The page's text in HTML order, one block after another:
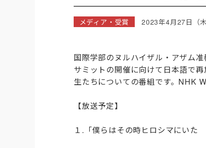
メディア・受賞 2023年4月27日（木
国際学部のヌルハイザル・アザム
サミットの開催に向けて日本語で
生たちについての番組です。 NHK
【放送予定】
１.「僕らはその時ヒロシマにいた